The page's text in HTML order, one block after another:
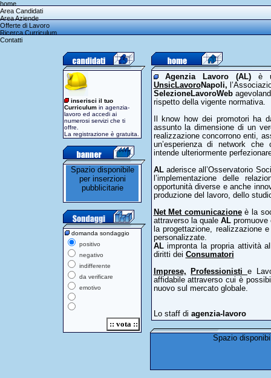
home
Area Candidati
Area Aziende
Offerte di Lavoro
Ricerca Curriculum
Contatti
inserisci il tuo
Curriculum in agenzia-
lavoro ed accedi ai
numerosi servizi che ti
offre.
La registrazione è gratuita.
domanda sondaggio
positivo
negativo
indifferente
da verificare
emotivo
Agenzia Lavoro (AL) è
UnsicLavoroNapoli,
SelezioneLavoroWeb
rispetto della vigente normativa.
Il know how dei promotori ha
assunto la dimensione di un
realizzazione concorrono enti,
un’esperienza di network
intende ulteriormente
ALaderisce all’Osservatorio
l’implementazione delle
opportunità diverse e anche
produzione del lavoro, dello
Net Met comunicazione è la
attraverso la quale AL promuove
la progettazione, realizzazione
personalizzate.
ALimpronta la propria attività
diritti dei Consumatori
Imprese,
Professionisti e
affidabile attraverso cui è
nuovo sul mercato globale.
Lo staff di agenzia-lavoro